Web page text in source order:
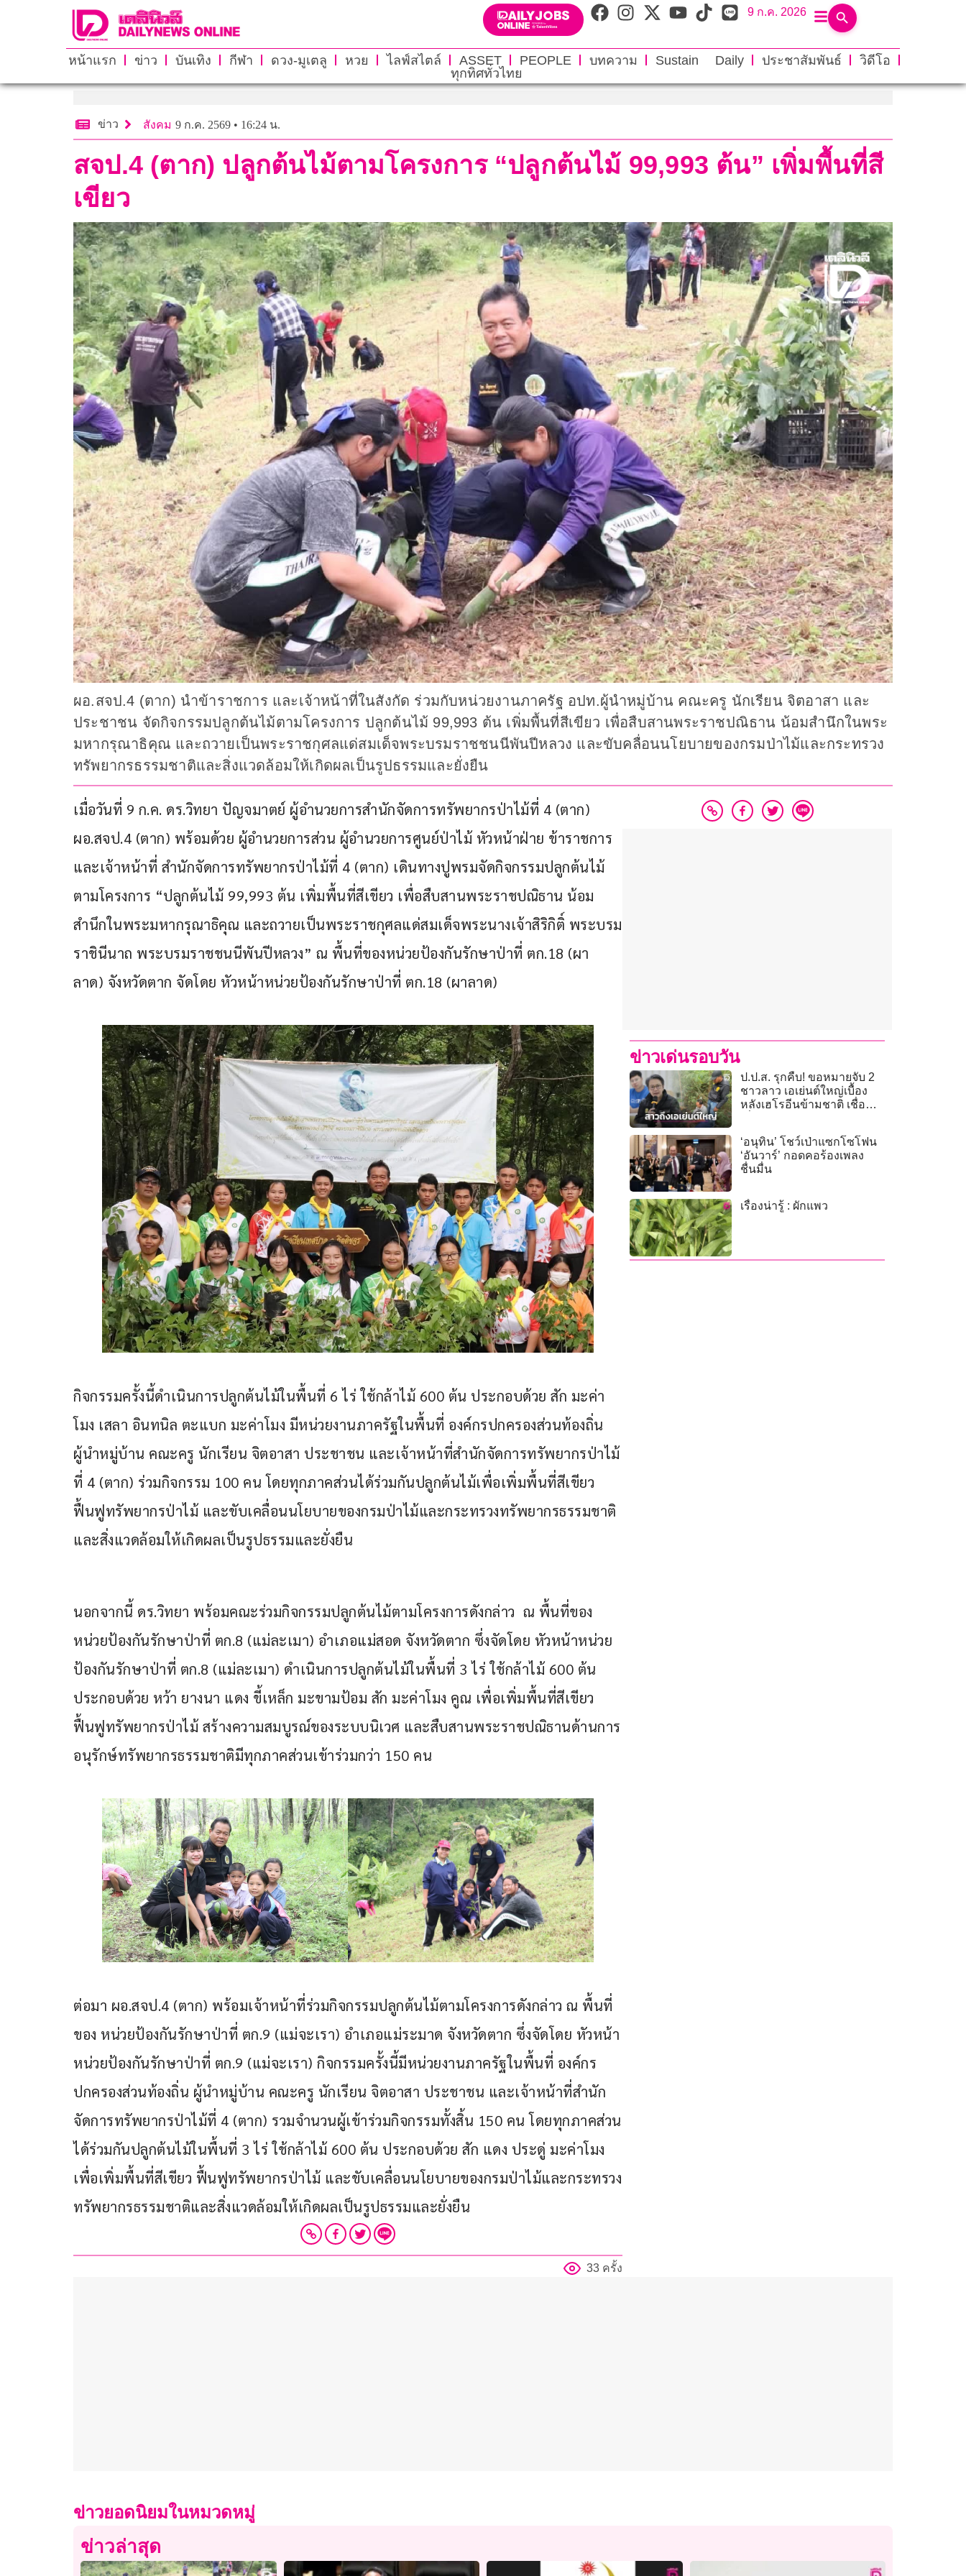
9 ก.ค. 2026
หน้าแรก ข่าว บันเทิง กีฬา ดวง-มูเตลู หวย ไลฟ์สไตล์ ASSET PEOPLE บทความ Sustain Daily ประชาสัมพันธ์
วิดีโอ
ทุกทิศทั่วไทย
ข่าว สังคม 9 ก.ค. 2569 • 16:24 น.
สจป.4 (ตาก) ปลูกต้นไม้ตามโครงการ “ปลูกต้นไม้ 99,993 ต้น” เพิ่มพื้นที่สี
เขียว
ผอ.สจป.4 (ตาก) นำข้าราชการ และเจ้าหน้าที่ในสังกัด ร่วมกับหน่วยงานภาครัฐ อปท.ผู้นำหมู่บ้าน คณะครู นักเรียน จิตอาสา และ
ประชาชน จัดกิจกรรมปลูกต้นไม้ตามโครงการ ปลูกต้นไม้ 99,993 ต้น เพิ่มพื้นที่สีเขียว เพื่อสืบสานพระราชปณิธาน น้อมสำนึกในพระ
มหากรุณาธิคุณ และถวายเป็นพระราชกุศลแด่สมเด็จพระบรมราชชนนีพันปีหลวง และขับคลื่อนนโยบายของกรมป่าไม้และกระทรวง
ทรัพยากรธรรมชาติและสิ่งแวดล้อมให้เกิดผลเป็นรูปธรรมและยั่งยืน
เมื่อวันที่ 9 ก.ค. ดร.วิทยา ปัญจมาตย์ ผู้อำนวยการสำนักจัดการทรัพยากรป่าไม้ที่ 4 (ตาก)
ผอ.สจป.4 (ตาก) พร้อมด้วย ผู้อำนวยการส่วน ผู้อำนวยการศูนย์ป่าไม้ หัวหน้าฝ่าย ข้าราชการ
และเจ้าหน้าที่ สำนักจัดการทรัพยากรป่าไม้ที่ 4 (ตาก) เดินทางปูพรมจัดกิจกรรมปลูกต้นไม้
ตามโครงการ “ปลูกต้นไม้ 99,993 ต้น เพิ่มพื้นที่สีเขียว เพื่อสืบสานพระราชปณิธาน น้อม
สำนึกในพระมหากรุณาธิคุณ และถวายเป็นพระราชกุศลแด่สมเด็จพระนางเจ้าสิริกิติ์ พระบรม
ราชินีนาถ พระบรมราชชนนีพันปีหลวง” ณ พื้นที่ของหน่วยป้องกันรักษาป่าที่ ตก.18 (ผา
ลาด) จังหวัดตาก จัดโดย หัวหน้าหน่วยป้องกันรักษาป่าที่ ตก.18 (ผาลาด)
กิจกรรมครั้งนี้ดำเนินการปลูกต้นไม้ในพื้นที่ 6 ไร่ ใช้กล้าไม้ 600 ต้น ประกอบด้วย สัก มะค่า
โมง เสลา อินทนิล ตะแบก มะค่าโมง มีหน่วยงานภาครัฐในพื้นที่ องค์กรปกครองส่วนท้องถิ่น
ผู้นำหมู่บ้าน คณะครู นักเรียน จิตอาสา ประชาชน และเจ้าหน้าที่สำนักจัดการทรัพยากรป่าไม้
ที่ 4 (ตาก) ร่วมกิจกรรม 100 คน โดยทุกภาคส่วนได้ร่วมกันปลูกต้นไม้เพื่อเพิ่มพื้นที่สีเขียว
ฟื้นฟูทรัพยากรป่าไม้ และขับเคลื่อนนโยบายของกรมป่าไม้และกระทรวงทรัพยากรธรรมชาติ
และสิ่งแวดล้อมให้เกิดผลเป็นรูปธรรมและยั่งยืน
นอกจากนี้ ดร.วิทยา พร้อมคณะร่วมกิจกรรมปลูกต้นไม้ตามโครงการดังกล่าว  ณ พื้นที่ของ
หน่วยป้องกันรักษาป่าที่ ตก.8 (แม่ละเมา) อำเภอแม่สอด จังหวัดตาก ซึ่งจัดโดย หัวหน้าหน่วย
ป้องกันรักษาป่าที่ ตก.8 (แม่ละเมา) ดำเนินการปลูกต้นไม้ในพื้นที่ 3 ไร่ ใช้กล้าไม้ 600 ต้น
ประกอบด้วย หว้า ยางนา แดง ขี้เหล็ก มะขามป้อม สัก มะค่าโมง คูณ เพื่อเพิ่มพื้นที่สีเขียว
ฟื้นฟูทรัพยากรป่าไม้ สร้างความสมบูรณ์ของระบบนิเวศ และสืบสานพระราชปณิธานด้านการ
อนุรักษ์ทรัพยากรธรรมชาติมีทุกภาคส่วนเข้าร่วมกว่า 150 คน
ต่อมา ผอ.สจป.4 (ตาก) พร้อมเจ้าหน้าที่ร่วมกิจกรรมปลูกต้นไม้ตามโครงการดังกล่าว ณ พื้นที่
ของ หน่วยป้องกันรักษาป่าที่ ตก.9 (แม่จะเรา) อำเภอแม่ระมาด จังหวัดตาก ซึ่งจัดโดย หัวหน้า
หน่วยป้องกันรักษาป่าที่ ตก.9 (แม่จะเรา) กิจกรรมครั้งนี้มีหน่วยงานภาครัฐในพื้นที่ องค์กร
ปกครองส่วนท้องถิ่น ผู้นำหมู่บ้าน คณะครู นักเรียน จิตอาสา ประชาชน และเจ้าหน้าที่สำนัก
จัดการทรัพยากรป่าไม้ที่ 4 (ตาก) รวมจำนวนผู้เข้าร่วมกิจกรรมทั้งสิ้น 150 คน โดยทุกภาคส่วน
ได้ร่วมกันปลูกต้นไม้ในพื้นที่ 3 ไร่ ใช้กล้าไม้ 600 ต้น ประกอบด้วย สัก แดง ประดู่ มะค่าโมง
เพื่อเพิ่มพื้นที่สีเขียว ฟื้นฟูทรัพยากรป่าไม้ และขับเคลื่อนนโยบายของกรมป่าไม้และกระทรวง
ทรัพยากรธรรมชาติและสิ่งแวดล้อมให้เกิดผลเป็นรูปธรรมและยั่งยืน
33 ครั้ง
ข่าวเด่นรอบวัน
ป.ป.ส. รุกคืบ! ขอหมายจับ 2
ชาวลาว เอเย่นต์ใหญ่เบื้อง
หลังเฮโรอีนข้ามชาติ เชื่อ
‘อนุทิน’ โชว์เป่าแซกโซโฟน
‘อันวาร์’ กอดคอร้องเพลง
ชื่นมื่น
เรื่องน่ารู้ : ผักแพว
ข่าวยอดนิยมในหมวดหมู่
ข่าวล่าสุด